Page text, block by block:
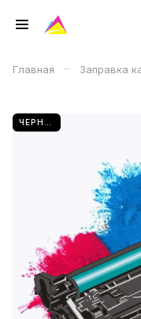
Главная – Заправка